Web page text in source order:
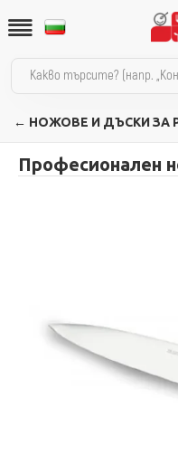
← НОЖОВЕ И ДЪСКИ ЗА
Професионален